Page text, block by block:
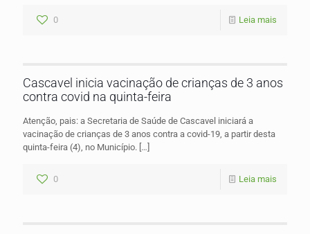
0 Leia mais
Cascavel inicia vacinação de crianças de 3 anos
contra covid na quinta-feira
Atenção, pais: a Secretaria de Saúde de Cascavel iniciará a
vacinação de crianças de 3 anos contra a covid-19, a partir desta
quinta-feira (4), no Município. […]
0 Leia mais